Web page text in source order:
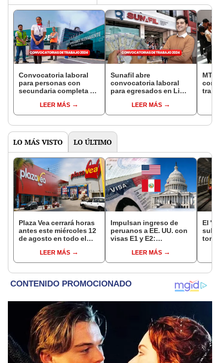
Convocatoria laboral
para personas con
secundaria completa o
Aeropuerto Jorge
Chávez: cómo postular
LEER MÁS
Sunafil abre
convocatoria laboral
para egresados en Lima
prácticas con sueldos
de S/1.200
LEER MÁS
LO MÁS VISTO LO ÚLTIMO
Plaza Vea cerrará horas
antes este miércoles 12
de agosto en todo el
hasta las 7 p.m.
LEER MÁS
Impulsan ingreso de
peruanos a EE. UU. con
visas E1 y E2:
pymes serían los más
beneficiados
LEER MÁS
El